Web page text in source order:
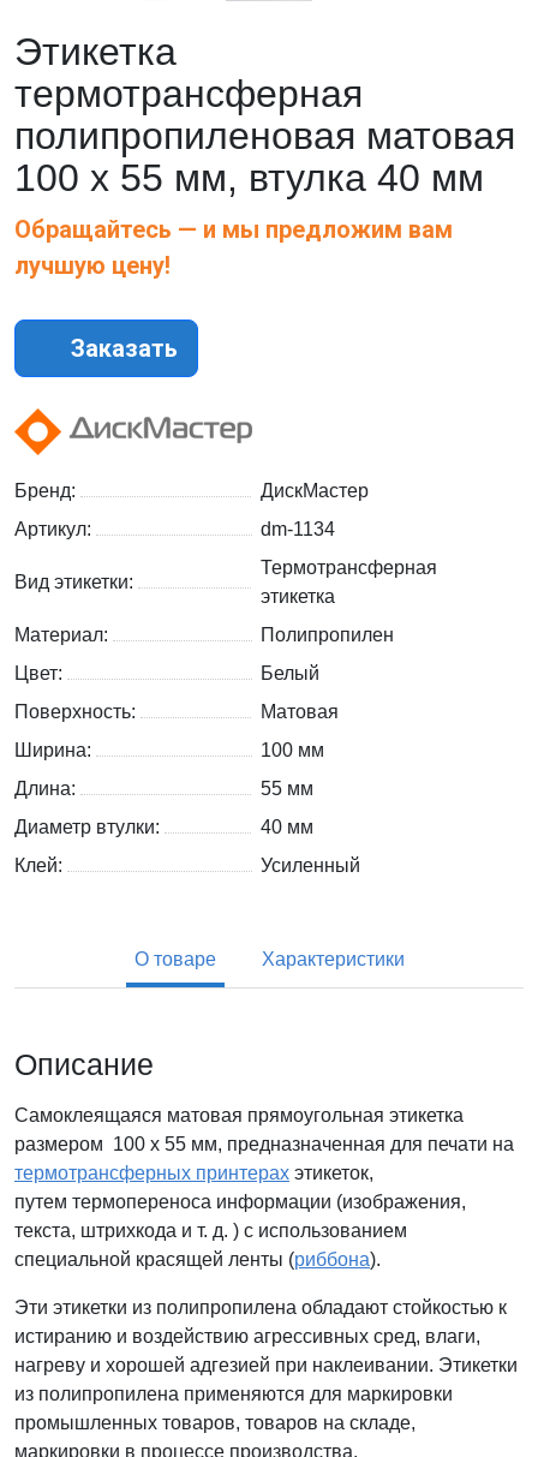
Этикетка
термотрансферная
полипропиленовая матовая
100 х 55 мм, втулка 40 мм
Обращайтесь — и мы предложим вам
лучшую цену!
Заказать
Бренд:
ДискМастер
Артикул:
dm-1134
Вид этикетки:
Термотрансферная
этикетка
Материал:
Полипропилен
Цвет:
Белый
Поверхность:
Матовая
Ширина:
100 мм
Длина:
55 мм
Диаметр втулки:
40 мм
Клей:
Усиленный
О товаре Характеристики
Описание
Самоклеящаяся матовая прямоугольная этикетка
размером 100 x 55 мм, предназначенная для печати на
термотрансферных принтерах этикеток,
путем термопереноса информации (изображения,
текста, штрихкода и т. д. ) с использованием
специальной красящей ленты (риббона).
Эти этикетки из полипропилена обладают стойкостью к
истиранию и воздействию агрессивных сред, влаги,
нагреву и хорошей адгезией при наклеивании. Этикетки
из полипропилена применяются для маркировки
промышленных товаров, товаров на складе,
маркировки в процессе производства.